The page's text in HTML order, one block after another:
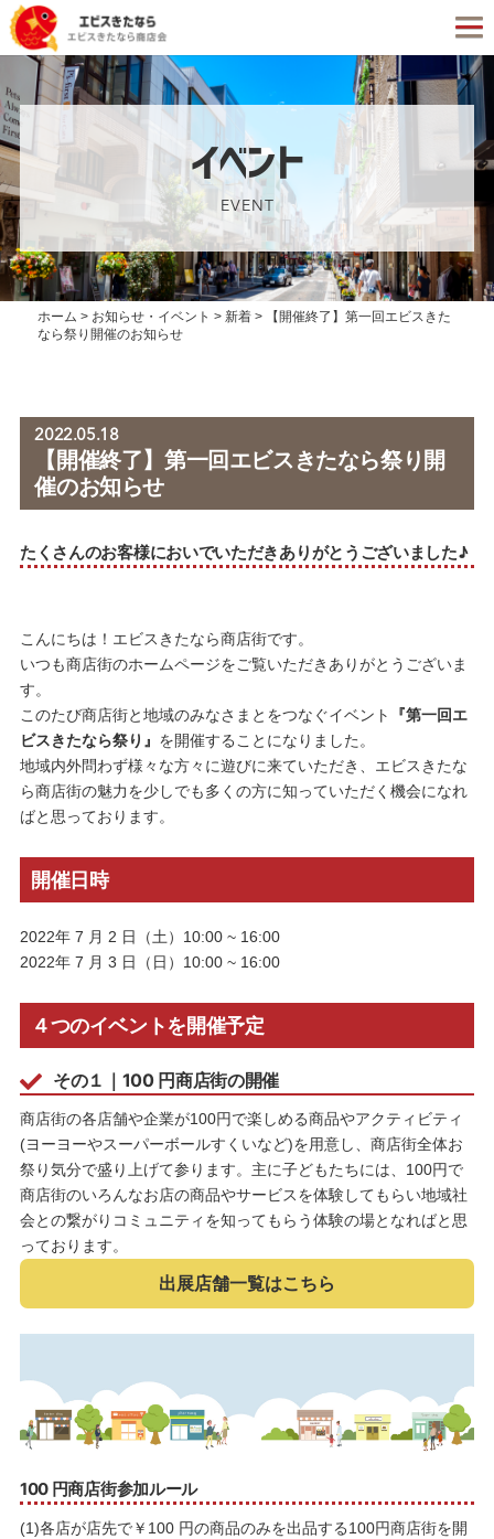
イベント
EVENT
ホーム > お知らせ・イベント >新着 >
【開催終了】第一回エビスきた
なら祭り開催のお知らせ
2022.05.18
【開催終了】第一回エビスきたなら祭り開
催のお知らせ
たくさんのお客様においでいただきありがとうございました♪
こんにちは！エビスきたなら商店街です。
いつも商店街のホームページをご覧いただきありがとうございま
す。
このたび商店街と地域のみなさまとをつなぐイベント
『第一回エ
ビスきたなら祭り』 を開催することになりました。
地域内外問わず様々な方々に遊びに来ていただき、エビスきたな
ら商店街の魅力を少しでも多くの方に知っていただく機会になれ
ばと思っております。
開催日時
2022年 7 月 2 日（土）10:00 ~ 16:00
2022年 7 月 3 日（日）10:00 ~ 16:00
４つのイベントを開催予定
その１｜100 円商店街の開催
商店街の各店舗や企業が100円で楽しめる商品やアクティビティ
(ヨーヨーやスーパーボールすくいなど)を用意し、商店街全体お
祭り気分で盛り上げて参ります。主に子どもたちには、100円で
商店街のいろんなお店の商品やサービスを体験してもらい地域社
会との繋がりコミュニティを知ってもらう体験の場となればと思
っております。
出展店舗一覧はこちら
100 円商店街参加ルール
(1)各店が店先で￥100 円の商品のみを出品する100円商店街を開